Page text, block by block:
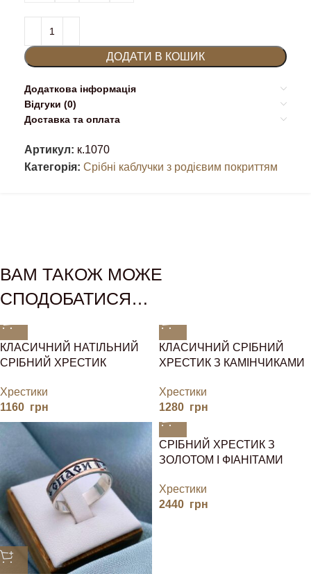
ДОДАТИ В КОШИК
Додаткова інформація
Відгуки (0)
Доставка та оплата
Артикул: к.1070
Категорія: Срібні каблучки з родієвим покриттям
ВАМ ТАКОЖ МОЖЕ
СПОДОБАТИСЯ…
КЛАСИЧНИЙ НАТІЛЬНИЙ
СРІБНИЙ ХРЕСТИК
Хрестики
1160 грн
КЛАСИЧНИЙ СРІБНИЙ
ХРЕСТИК З КАМІНЧИКАМИ
Хрестики
1280 грн
СРІБНИЙ ХРЕСТИК З
ЗОЛОТОМ І ФІАНІТАМИ
Хрестики
2440 грн